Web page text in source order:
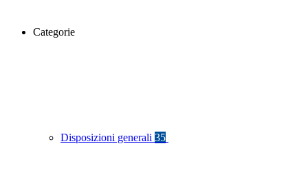
Categorie
Disposizioni generali 35